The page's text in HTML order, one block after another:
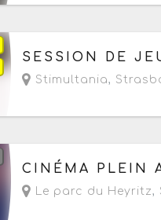
Du mardi 30 juin au
SESSION DE
Stimultania,
Du vendredi 3 juillet
CINÉMA PLEIN
Le parc du Heyritz,